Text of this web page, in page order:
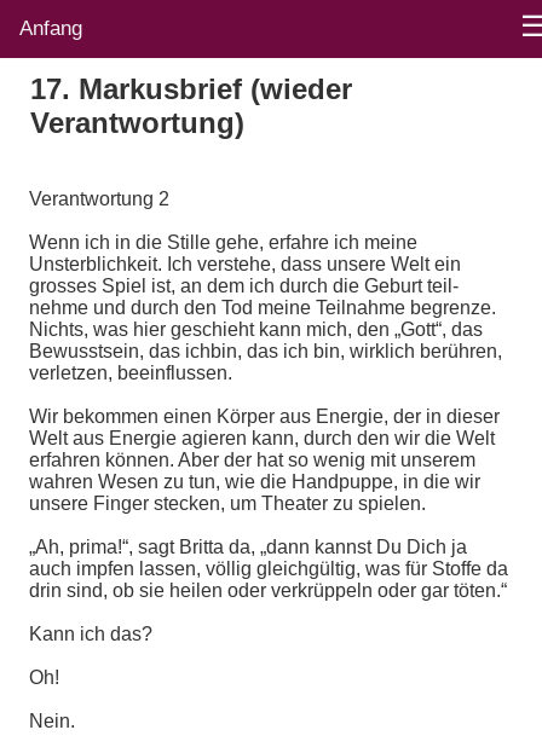
Anfang
17. Markusbrief (wieder
Verantwortung)
Verantwortung 2
Wenn ich in die Stille gehe, erfahre ich meine
Unsterblichkeit. Ich verstehe, dass unsere Welt ein
grosses Spiel ist, an dem ich durch die Geburt teil-
nehme und durch den Tod meine Teilnahme begrenze.
Nichts, was hier geschieht kann mich, den „Gott“, das
Bewusstsein, das ichbin, das ich bin, wirklich berühren,
verletzen, beeinflussen.
Wir bekommen einen Körper aus Energie, der in dieser
Welt aus Energie agieren kann, durch den wir die Welt
erfahren können. Aber der hat so wenig mit unserem
wahren Wesen zu tun, wie die Handpuppe, in die wir
unsere Finger stecken, um Theater zu spielen.
„Ah, prima!“, sagt Britta da, „dann kannst Du Dich ja
auch impfen lassen, völlig gleichgültig, was für Stoffe da
drin sind, ob sie heilen oder verkrüppeln oder gar töten.“
Kann ich das?
Oh!
Nein.